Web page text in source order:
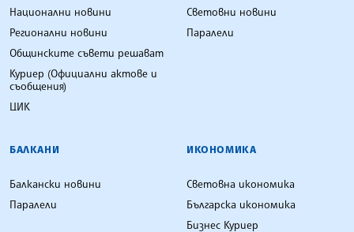
Национални новини
Регионални новини
Общинските съвети решават
Куриер (Официални актове и
съобщения)
ЦИК
Световни новини
Паралели
БАЛКАНИ
Балкански новини
Паралели
ИКОНОМИКА
Световна икономика
Българска икономика
Бизнес Куриер